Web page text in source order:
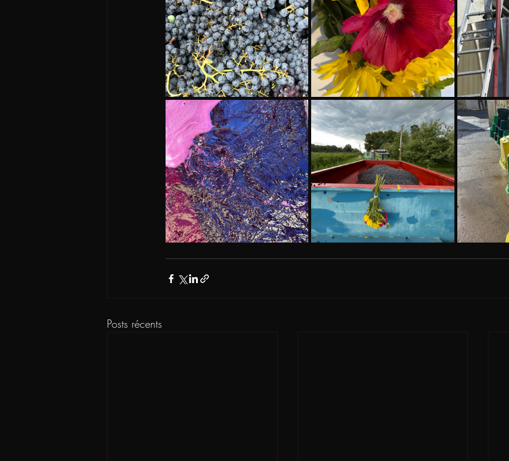
Posts récents